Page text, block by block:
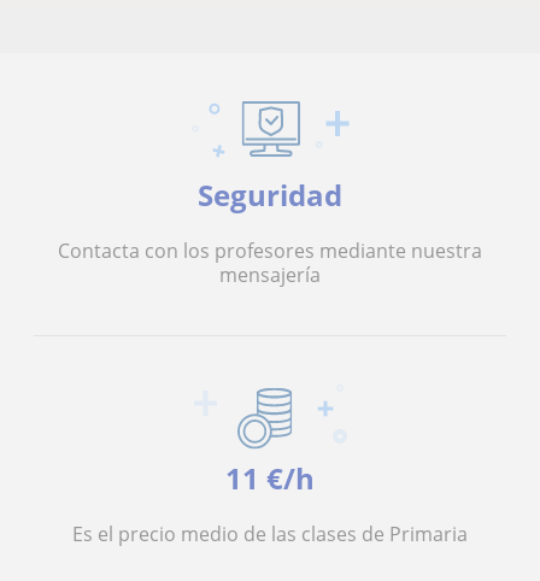
Seguridad
Contacta con los profesores mediante nuestra
mensajería
11 €/h
Es el precio medio de las clases de Primaria